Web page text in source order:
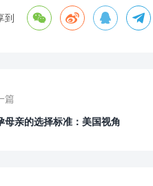
到    
篇
母亲的选择标准：美国视角